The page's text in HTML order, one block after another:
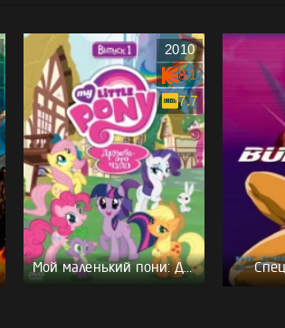
Мой маленький пони: Дружба – это чудо
2010
8.1
7.7